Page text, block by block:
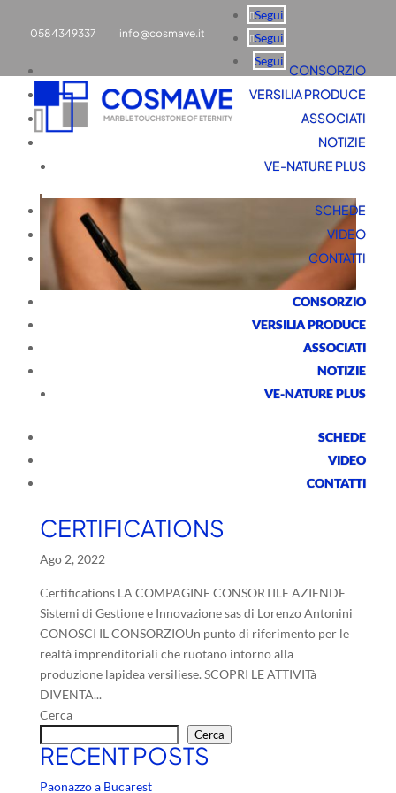
0584349337 info@cosmave.it
Segui
Segui
Segui
CONSORZIO
VERSILIA PRODUCE
ASSOCIATI
NOTIZIE
VE-NATURE PLUS
SCHEDE
VIDEO
CONTATTI
CONSORZIO
VERSILIA PRODUCE
ASSOCIATI
NOTIZIE
VE-NATURE PLUS
SCHEDE
VIDEO
CONTATTI
CERTIFICATIONS
Ago 2, 2022
Certifications LA COMPAGINE CONSORTILE AZIENDE
Sistemi di Gestione e Innovazione sas di Lorenzo Antonini
CONOSCI IL CONSORZIOUn punto di riferimento per le
realtà imprenditoriali che ruotano intorno alla
produzione lapidea versiliese. SCOPRI LE ATTIVITà
DIVENTA...
Cerca
Cerca
RECENT POSTS
Paonazzo a Bucarest